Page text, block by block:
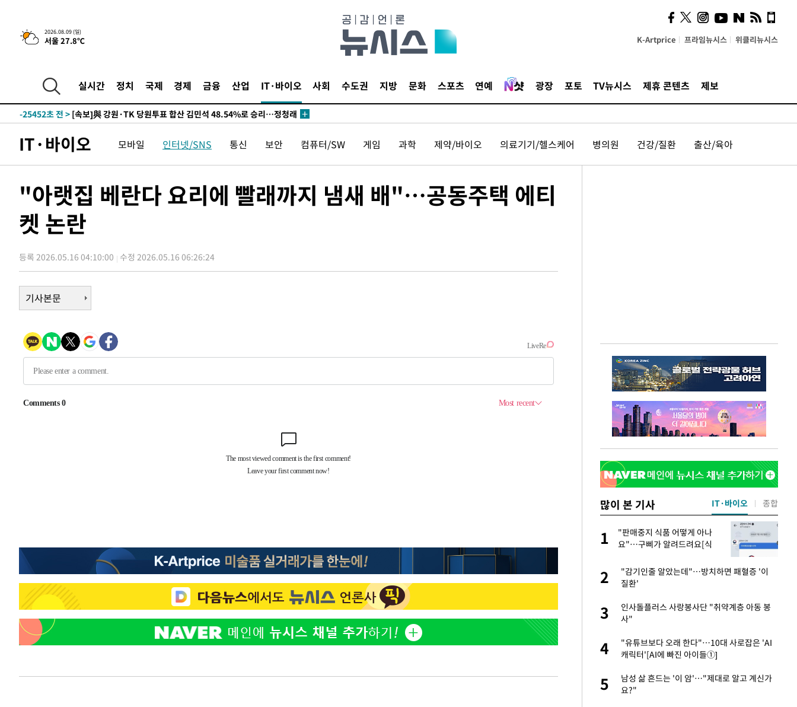
2026.08.09 (일)
서울 27.8℃ K-Artprice 프라임뉴시스 위클리뉴시스
실시간 정치 국제 경제 금융 산업 IT·바이오 사회 수도권 지방 문화 스포츠 연예 광장 포토 TV뉴시스 제휴 콘텐츠 제보
4시간 전 >[속보]美중부 사령관, 이스라엘 긴급방문 다중화된 전선 상황 논의
-26822초 전 >
AT마드리드 데뷔 앞둔 이강인, 맨시티전 선발 대신 '벤치 시작'
-25452초 전 >[속보]與 강원·TK 당원투표 합산 김민석 48.54%로 승리…정청래
44.40%
-24786초 전 >與 강원·TK 당원투표 합산 김민석 46.01%로 승리…정청래
-24626초 전 > [속보]與전대 권리당원투표…강원·경북 김민석, 대구 정청래 승리
-24433초 전 > [속보]與 당대표 경선, 경북 권리당원 투표 김민석 47.37%·정청래
45.71%
46.35%
-24132초 전 >[속보]與 당대표 경선, 강원 권리당원 투표 김민석 승리…50.30%
득표
-22050초 전 >"일본축구협회, 대한축구협회 성 접대 의혹 심판 조사"
-14692초 전 >[속보]장은수, KLPGA 제주삼다수 역전 우승…데뷔 10년 차에 첫
정상
-10057초 전 >"얼마나 더웠으면"…안동 물길공원서 헤엄친 구렁이 '소동'
-9984초 전 >손흥민, 68분 뛰고 2경기 침묵…LAFC, 톨루카에 1-0 승리(종합)
-9256초 전 >'2경기 연속 침묵' 손흥민, 톨루카전 68분만 뛰고 슈팅 0개
-8008초 전 >이강인, 오늘 서울서 AT마드리드 입단식…'전례 없는 특급대우'
1시간 전 >'여긴 20도, 저긴 50도'…열화상 카메라로 본 폭염 저감시설 '온도차'
3시간 전 >튀르키예 외무장관, "메카 3국 방위협정은 이란이 목표 아냐 " 밝혀
4시간 전 >이군이 불법 군시설 건설한 레바논 남부에서 레바논군 3명 폭발로 부상
4시간 전 >[속보]美중부 사령관, 이스라엘 긴급방문 다중화된 전선 상황 논의
-30480초 전 >이강인 ATM 입단식에 '상암벌 들썩'…"세계적인 선수 되길"
-29476초 전 >
[속보]與 강원·TK 당원투표 합산 김민석 48.54%로 승리…정청래
[속보]與전대 권리당원투표…강원·경북 김민석, 대구 정청래 승리
-14692초 전 >
[속보]장은수, KLPGA 제주삼다수 역전 우승…데뷔 10년 차에 첫
정상
-10057초 전 >
"얼마나 더웠으면"…안동 물길공원서 헤엄친 구렁이 '소동'
-9984초 전 >손흥민, 68분 뛰고 2경기 침묵…LAFC, 톨루카에 1-0 승리(종합)
-9256초 전 >'2경기 연속 침묵' 손흥민, 톨루카전 68분만 뛰고 슈팅 0개
-8008초 전 >이강인, 오늘 서울서 AT마드리드 입단식…'전례 없는 특급대우'
1시간 전 >
'여긴 20도, 저긴 50도'…열화상 카메라로 본 폭염 저감시설 '온도차'
IT·바이오 모바일 인터넷/SNS 통신 보안 컴퓨터/SW 게임 과학 제약/바이오 의료기기/헬스케어 병의원 건강/질환 출산/육아
"아랫집 베란다 요리에 빨래까지 냄새 배"…공동주택 에티
켓 논란
등록 2026.05.16 04:10:00 수정 2026.05.16 06:26:24
기사본문
많이 본 기사
2
LAFC 손흥민, 리그스컵 톨루카전 선발 출
격…득점포 재가동 도전
3
이강인, 오늘 서울서 AT마드리드 입단
식…'전례 없는 특급대우'
4
'여긴 20도, 저긴 50도'…열화상 카메라로 본
5
제니, 동거 여부 물음에 "여기까지만 하자"
1
"판매중지 식품 어떻게 아나
요"…구삐가 알려드려요[식
2
"감기인줄 알았는데"…방치하면 패혈증 '이
질환'
3
인사돌플러스 사랑봉사단 "취약계층 아동 봉
사"
4
"유튜브보다 오래 한다"…10대 사로잡은 'AI
캐릭터'[AI에 빠진 아이들①]
5
남성 삶 흔드는 '이 암'…"제대로 알고 계신가
요?"
IT·바이오 종합